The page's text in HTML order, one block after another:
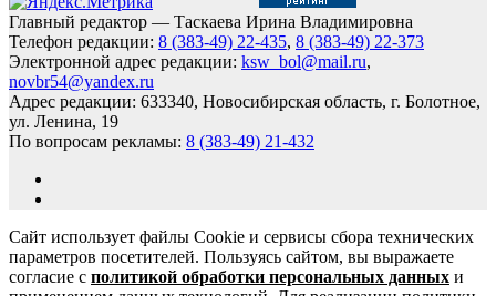
Главный редактор — Таскаева Ирина Владимировна
Телефон редакции: 8 (383-49) 22-435, 8 (383-49) 22-373
Электронной адрес редакции: ksw_bol@mail.ru,
novbr54@yandex.ru
Адрес редакции: 633340, Новосибирская область, г. Болотное,
ул. Ленина, 19
По вопросам рекламы: 8 (383-49) 21-432
Сайт использует файлы Cookie и сервисы сбора технических
параметров посетителей. Пользуясь сайтом, вы выражаете
согласие с политикой обработки персональных данных и